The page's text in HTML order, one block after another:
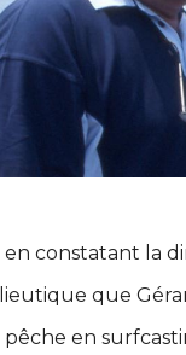
en constatant la
que
pêche en